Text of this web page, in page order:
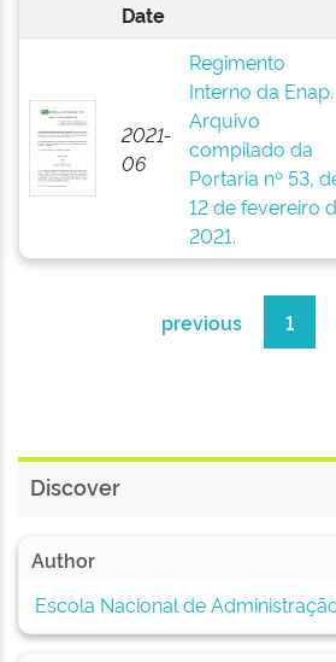
Date
2021-
06
Regimento
Interno da Enap.
Arquivo
compilado da
Portaria nº 53,
12 de fevereiro
2021.
previous 1
Discover
Author
Escola Nacional de